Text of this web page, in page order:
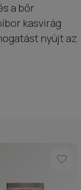
a bőr
kasvirág
nyújt az